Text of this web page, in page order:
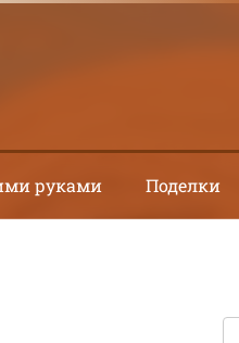
руками Поделки